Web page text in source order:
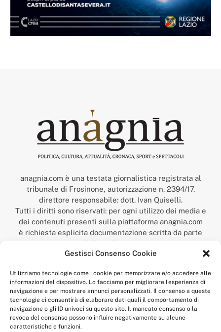
Gestisci Consenso Cookie
Utilizziamo tecnologie come i cookie per memorizzare e/o accedere alle
informazioni del dispositivo. Lo facciamo per migliorare l'esperienza di
navigazione e per mostrare annunci personalizzati. Il consenso a queste
tecnologie ci consentirà di elaborare dati quali il comportamento di
navigazione o gli ID univoci su questo sito. Il mancato consenso o la
revoca del consenso possono influire negativamente su alcune
caratteristiche e funzioni.
anagnia.com è una testata giornalistica registrata al
tribunale di Frosinone, autorizzazione n. 2394/17.
direttore responsabile: dott. Ivan Quiselli.
Tutti i diritti sono riservati: per ogni utilizzo dei media e
dei contenuti presenti sulla piattaforma anagnia.com
è richiesta esplicita documentazione scritta da parte
della redazione.
“Anagnia” è un marchio registrato presso l’Ufficio Italiano
Economico,
num. registrazione: 302017000014044 del 9 febbraio 2017.
Per contatti:redazione@anagnia.com